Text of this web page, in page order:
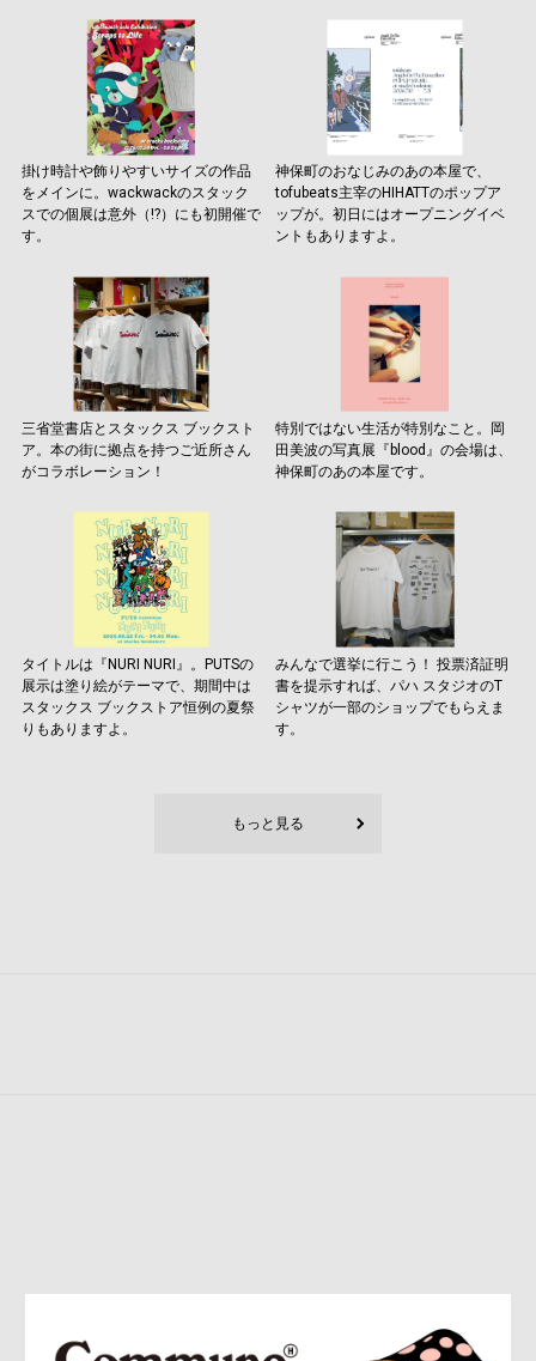
掛け時計や飾りやすいサイズの作品
をメインに。wackwackのスタック
スでの個展は意外（!?）にも初開催で
す。
神保町のおなじみのあの本屋で、
tofubeats主宰のHIHATTのポップア
ップが。初日にはオープニングイベ
ントもありますよ。
三省堂書店とスタックス ブックスト
ア。本の街に拠点を持つご近所さん
がコラボレーション！
特別ではない生活が特別なこと。岡
田美波の写真展『blood』の会場は、
神保町のあの本屋です。
タイトルは『NURI NURI』。PUTSの
展示は塗り絵がテーマで、期間中は
スタックス ブックストア恒例の夏祭
りもありますよ。
みんなで選挙に行こう！ 投票済証明
書を提示すれば、パハ スタジオのT
シャツが一部のショップでもらえま
す。
もっと見る